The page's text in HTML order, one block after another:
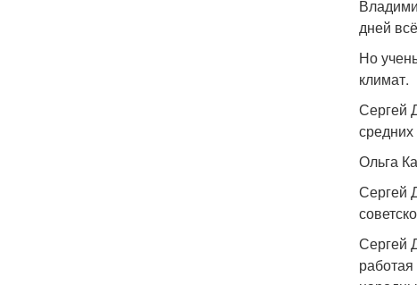
дней
Но
климат.
Сергей
Ольга
Сергей
Сергей